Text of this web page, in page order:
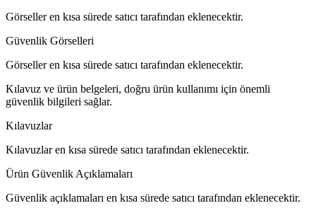
Görseller en kısa sürede satıcı tarafından eklenecektir.
Güvenlik Görselleri
Görseller en kısa sürede satıcı tarafından eklenecektir.
Kılavuz ve ürün belgeleri, doğru ürün kullanımı için önemli
güvenlik bilgileri sağlar.
Kılavuzlar
Kılavuzlar en kısa sürede satıcı tarafından eklenecektir.
Ürün Güvenlik Açıklamaları
Güvenlik açıklamaları en kısa sürede satıcı tarafından eklenecektir.